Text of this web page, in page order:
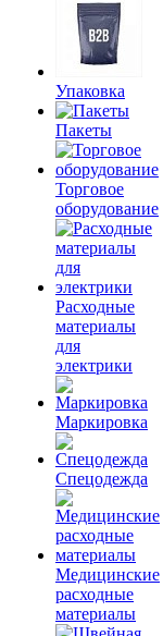
Упаковка
Пакеты
Торговое
оборудование
Расходные
материалы
для
электрики
Маркировка
Спецодежда
Медицинские
расходные
материалы